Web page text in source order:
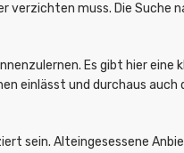
verzichten muss. Die Suche
Es gibt hier eine
einlässt und durchaus
sein. Alteingesessene